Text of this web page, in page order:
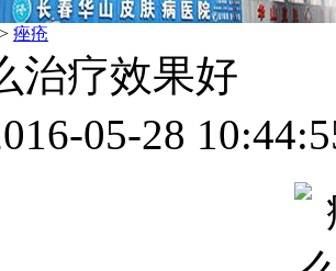
> 痤疮
治疗效果好
05-28